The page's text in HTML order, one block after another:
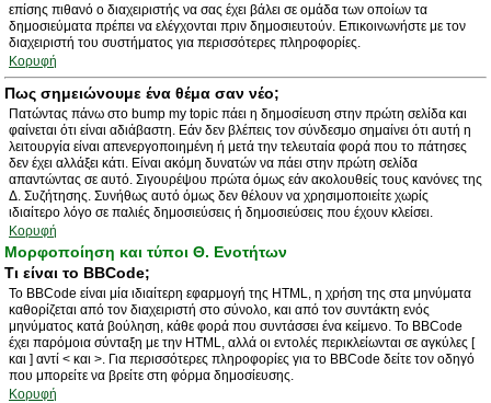
επίσης πιθανό ο διαχειριστής να σας έχει βάλει σε ομάδα των οποίων τα
δημοσιεύματα πρέπει να ελέγχονται πριν δημοσιευτούν. Επικοινωνήστε με τον
διαχειριστή του συστήματος για περισσότερες πληροφορίες.
Κορυφή
Πως σημειώνουμε ένα θέμα σαν νέο;
Πατώντας πάνω στο bump my topic πάει η δημοσίευση στην πρώτη σελίδα και
φαίνεται ότι είναι αδιάβαστη. Εάν δεν βλέπεις τον σύνδεσμο σημαίνει ότι αυτή η
λειτουργία είναι απενεργοποιημένη ή μετά την τελευταία φορά που το πάτησες
δεν έχει αλλάξει κάτι. Είναι ακόμη δυνατών να πάει στην πρώτη σελίδα
απαντώντας σε αυτό. Σιγουρέψου πρώτα όμως εάν ακολουθείς τους κανόνες της
Δ. Συζήτησης. Συνήθως αυτό όμως δεν θέλουν να χρησιμοποιείτε χωρίς
ιδιαίτερο λόγο σε παλιές δημοσιεύσεις ή δημοσιεύσεις που έχουν κλείσει.
Κορυφή
Μορφοποίηση και τύποι Θ. Ενοτήτων
Τι είναι το BBCode;
Το BBCode είναι μία ιδιαίτερη εφαρμογή της HTML, η χρήση της στα μηνύματα
καθορίζεται από τον διαχειριστή στο σύνολο, και από τον συντάκτη ενός
μηνύματος κατά βούληση, κάθε φορά που συντάσσει ένα κείμενο. Το BBCode
έχει παρόμοια σύνταξη με την HTML, αλλά οι εντολές περικλείωνται σε αγκύλες [
και ] αντί < και >. Για περισσότερες πληροφορίες για το BBCode δείτε τον οδηγό
που μπορείτε να βρείτε στη φόρμα δημοσίευσης.
Κορυφή